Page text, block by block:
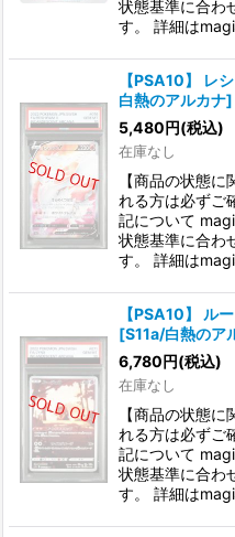
状態基準に合わ
す。 詳細は
【PSA10】 レ
白熱のアルカナ
5,480円(税込)
在庫なし
【商品の状態
れる方は必ずご
記について
状態基準に合わ
す。 詳細は
【PSA10】 ル
[S11a/白熱のア
6,780円(税込)
在庫なし
【商品の状態
れる方は必ずご
記について
状態基準に合わ
す。 詳細は